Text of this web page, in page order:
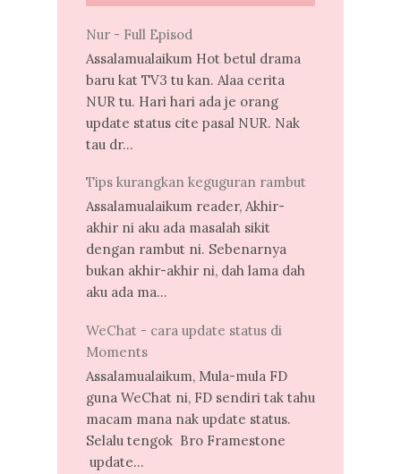
Nur - Full Episod
Assalamualaikum Hot betul drama
baru kat TV3 tu kan. Alaa cerita
NUR tu. Hari hari ada je orang
update status cite pasal NUR. Nak
tau dr...
Tips kurangkan keguguran rambut
Assalamualaikum reader, Akhir-
akhir ni aku ada masalah sikit
dengan rambut ni. Sebenarnya
bukan akhir-akhir ni, dah lama dah
aku ada ma...
WeChat - cara update status di
Moments
Assalamualaikum, Mula-mula FD
guna WeChat ni, FD sendiri tak tahu
macam mana nak update status.
Selalu tengok Bro Framestone
update...